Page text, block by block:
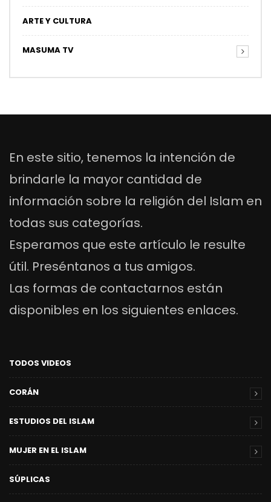
ARTE Y CULTURA
MASUMA TV
En este sitio, tenemos la intención de
brindarle la mayor cantidad de
información sobre la religión del Islam en
todas sus categorías.
Esperamos que este artículo le resulte
útil. Preséntanos a tus amigos.
Las formas de contactarnos están
disponibles en los siguientes enlaces.
TODOS VIDEOS
CORÁN
ESTUDIOS DEL ISLAM
MUJER EN EL ISLAM
SÚPLICAS